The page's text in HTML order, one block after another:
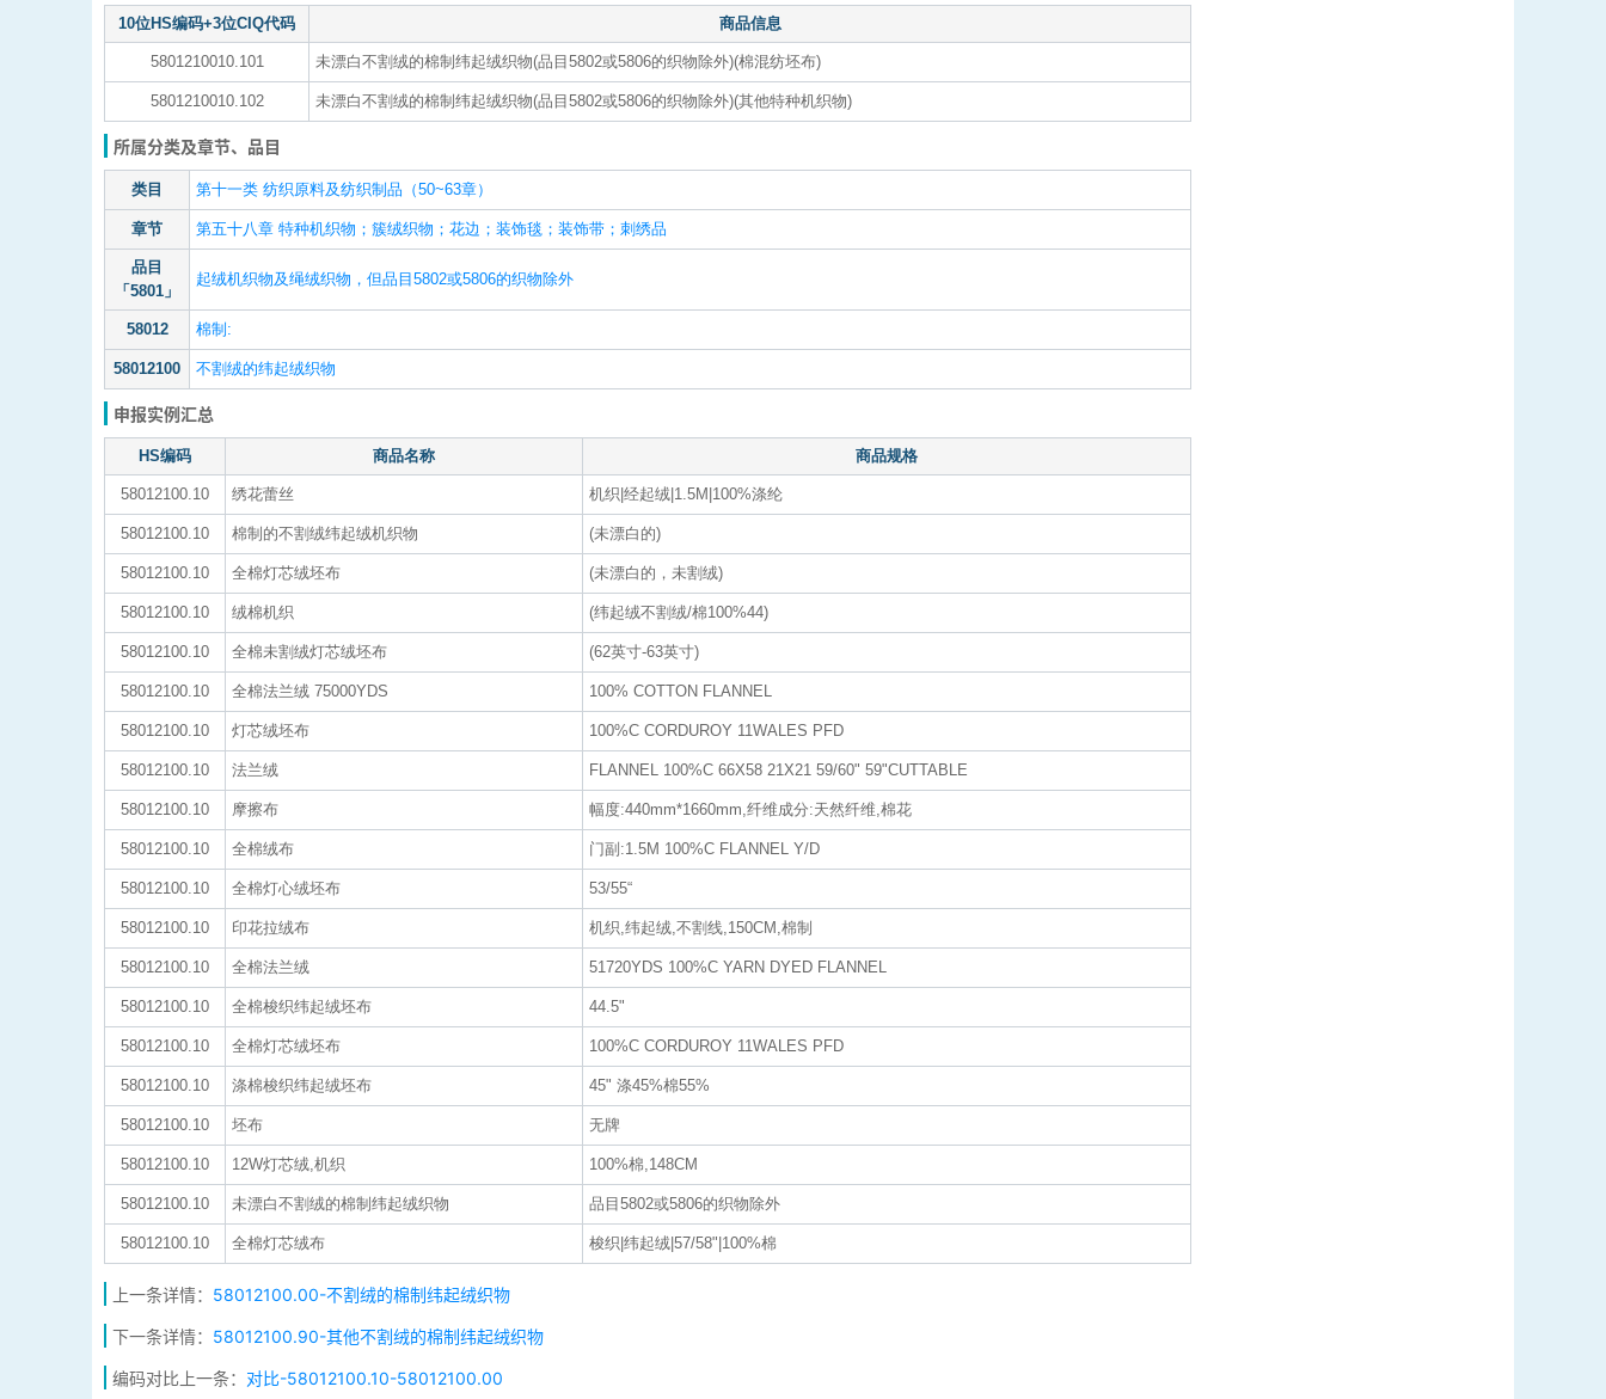
10位HS编码+3位CIQ代码 商品信息
5801210010.101 未漂白不割绒的棉制纬起绒织物(品目5802或5806的织物除外)(棉混纺坯布)
5801210010.102 未漂白不割绒的棉制纬起绒织物(品目5802或5806的织物除外)(其他特种机织物)
所属分类及章节、品目
类目 第十一类 纺织原料及纺织制品（50~63章）
章节 第五十八章 特种机织物；簇绒织物；花边；装饰毯；装饰带；刺绣品
品目
「5801」
起绒机织物及绳绒织物，但品目5802或5806的织物除外
58012 棉制:
58012100 不割绒的纬起绒织物
申报实例汇总
HS编码 商品名称 商品规格
58012100.10 绣花蕾丝 机织|经起绒|1.5M|100%涤纶
58012100.10 棉制的不割绒纬起绒机织物 (未漂白的)
58012100.10 全棉灯芯绒坯布 (未漂白的，未割绒)
58012100.10 绒棉机织 (纬起绒不割绒/棉100%44)
58012100.10 全棉未割绒灯芯绒坯布 (62英寸-63英寸)
58012100.10 全棉法兰绒 75000YDS 100% COTTON FLANNEL
58012100.10 灯芯绒坯布 100%C CORDUROY 11WALES PFD
58012100.10 法兰绒 FLANNEL 100%C 66X58 21X21 59/60" 59"CUTTABLE
58012100.10 摩擦布 幅度:440mm*1660mm,纤维成分:天然纤维,棉花
58012100.10 全棉绒布 门副:1.5M 100%C FLANNEL Y/D
58012100.10 全棉灯心绒坯布 53/55“
58012100.10 印花拉绒布 机织,纬起绒,不割线,150CM,棉制
58012100.10 全棉法兰绒 51720YDS 100%C YARN DYED FLANNEL
58012100.10 全棉梭织纬起绒坯布 44.5"
58012100.10 全棉灯芯绒坯布 100%C CORDUROY 11WALES PFD
58012100.10 涤棉梭织纬起绒坯布 45" 涤45%棉55%
58012100.10 坯布 无牌
58012100.10 12W灯芯绒,机织 100%棉,148CM
58012100.10 未漂白不割绒的棉制纬起绒织物 品目5802或5806的织物除外
58012100.10 全棉灯芯绒布 梭织|纬起绒|57/58"|100%棉
上一条详情： 58012100.00-不割绒的棉制纬起绒织物
下一条详情： 58012100.90-其他不割绒的棉制纬起绒织物
编码对比上一条： 对比-58012100.10-58012100.00